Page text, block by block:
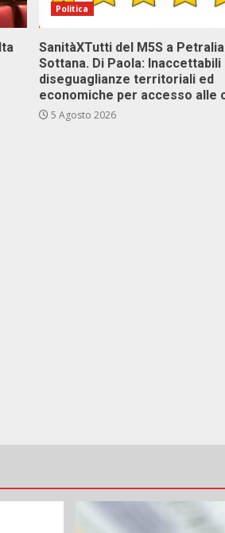
Politica
SanitàXTutti del M5S a Petralia
Sottana. Di Paola: Inaccettabili
diseguaglianze territoriali ed
economiche per accesso alle
5 Agosto 2026